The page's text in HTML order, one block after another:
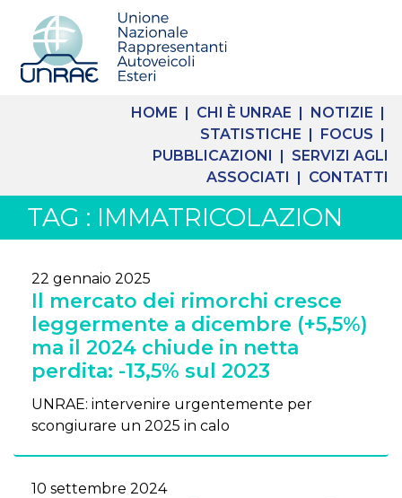
HOME | CHI È UNRAE | NOTIZIE |
STATISTICHE | FOCUS |
PUBBLICAZIONI | SERVIZI AGLI
ASSOCIATI | CONTATTI
TAG : IMMATRICOLAZION
22 gennaio 2025
Il mercato dei rimorchi cresce
leggermente a dicembre (+5,5%)
ma il 2024 chiude in netta
perdita: -13,5% sul 2023
UNRAE: intervenire urgentemente per
scongiurare un 2025 in calo
10 settembre 2024